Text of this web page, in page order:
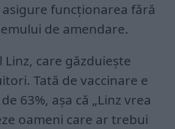
funcționarea fără
de amendare.
Linz, care găzduiește
Tată de vaccinare e
63%, așa că „Linz vrea
oameni care ar trebui